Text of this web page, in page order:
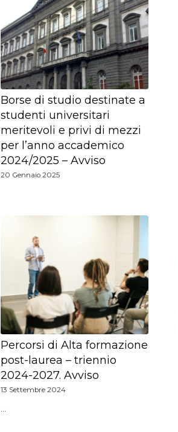
Borse di studio destinate a
studenti universitari
meritevoli e privi di mezzi
per l’anno accademico
2024/2025 – Avviso
20 Gennaio 2025
Percorsi di Alta formazione
post-laurea – triennio
2024-2027. Avviso
13 Settembre 2024
…